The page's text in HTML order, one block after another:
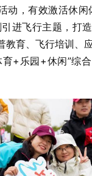
动，有效激活休闲
进飞行主题，打
教育、飞行培训、
+乐园+休闲”综